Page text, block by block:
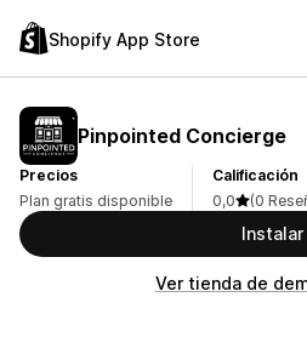
Shopify App Store
Pinpointed Concierge
Precios
Plan gratis disponible
Calificación
0,0
(0
Instalar
Ver tienda de